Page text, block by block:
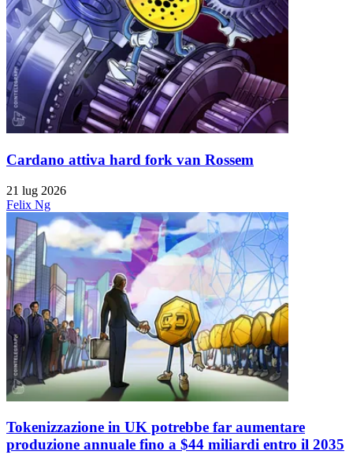
Cardano attiva hard fork van Rossem
21 lug 2026
Felix Ng
Tokenizzazione in UK potrebbe far aumentare
produzione annuale fino a $44 miliardi entro il 2035